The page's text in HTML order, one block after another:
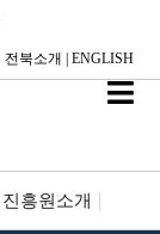
전북소개 ENGLISH
진흥원소개